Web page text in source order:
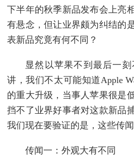
下半年的秋季新品发布会上亮
有悬念，但让业界颇为纠结的
表新品究竟有何不同？
显然以苹果不到最后一
讲，我们不太可能知道Apple
的重大升级，当事人苹果很是
挡不了业界好事者对这款新品
我们现在要验证的是，这些传
传闻一：外观大有不同